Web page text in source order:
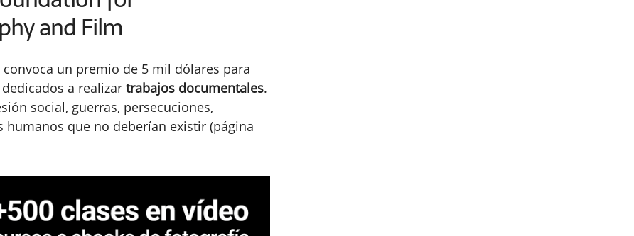
and Film
convoca un premio de 5 mil dólares para
a realizar trabajos documentales.
social, guerras, persecuciones,
que no deberían existir (página